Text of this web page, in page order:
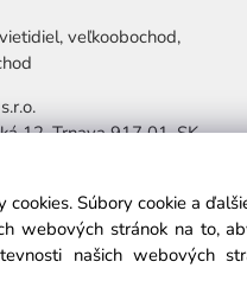
veľkoobochod,
12, Trnava 917 01, SK
7:30-15:30
cookies. Súbory cookie a
webových stránok na to,
našich webových